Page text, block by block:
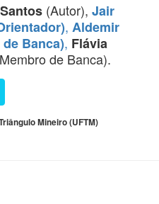
(Autor), Jair
, Aldemir
Banca), Flávia
de Banca).
Mineiro (UFTM)